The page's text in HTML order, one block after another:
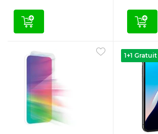
1+1 Gratuit